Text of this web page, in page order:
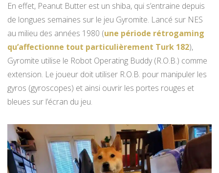
En effet, Peanut Butter est un shiba, qui s’entraine depuis
de longues semaines sur le jeu Gyromite. Lancé sur NES
au milieu des années 1980 (une période rétrogaming
qu’affectionne tout particulièrement Turk 182),
Gyromite utilise le Robot Operating Buddy (R.O.B.) comme
extension. Le joueur doit utiliser R.O.B. pour manipuler les
gyros (gyroscopes) et ainsi ouvrir les portes rouges et
bleues sur l’écran du jeu.